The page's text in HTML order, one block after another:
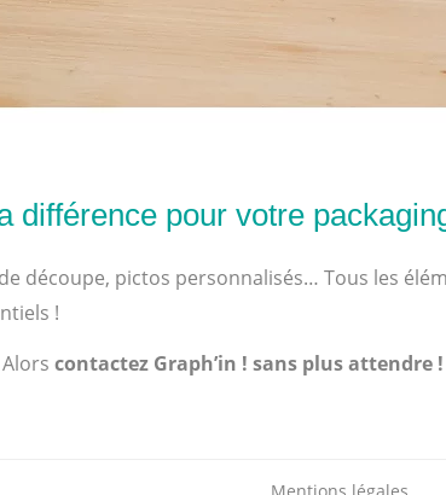
différence pour votre
découpe, pictos personnalisés… Tous les
!
contactez Graph’in ! sans plus attendre !